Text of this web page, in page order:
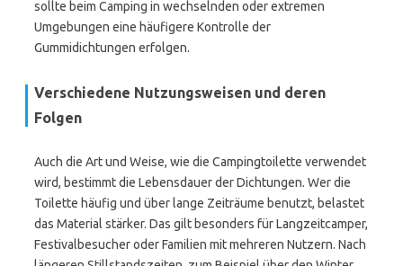
sollte beim Camping in wechselnden oder extremen
Umgebungen eine häufigere Kontrolle der
Gummidichtungen erfolgen.
Verschiedene Nutzungsweisen und deren
Folgen
Auch die Art und Weise, wie die Campingtoilette verwendet
wird, bestimmt die Lebensdauer der Dichtungen. Wer die
Toilette häufig und über lange Zeiträume benutzt, belastet
das Material stärker. Das gilt besonders für Langzeitcamper,
Festivalbesucher oder Familien mit mehreren Nutzern. Nach